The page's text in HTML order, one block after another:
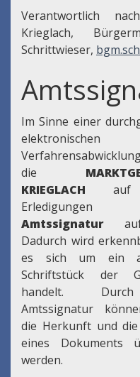
Verantwortlich
Krieglach,
Schrittwieser,
Im Sinne einer
elektronischen
die
KRIEGLACH
Amtssignatur
Dadurch wird
es sich um ein
Schriftstück der
handelt.
Amtssignatur
die Herkunft und
eines Dokuments
werden.